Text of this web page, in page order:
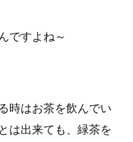
ですよね～
時はお茶を飲んでい
は出来ても、緑茶を